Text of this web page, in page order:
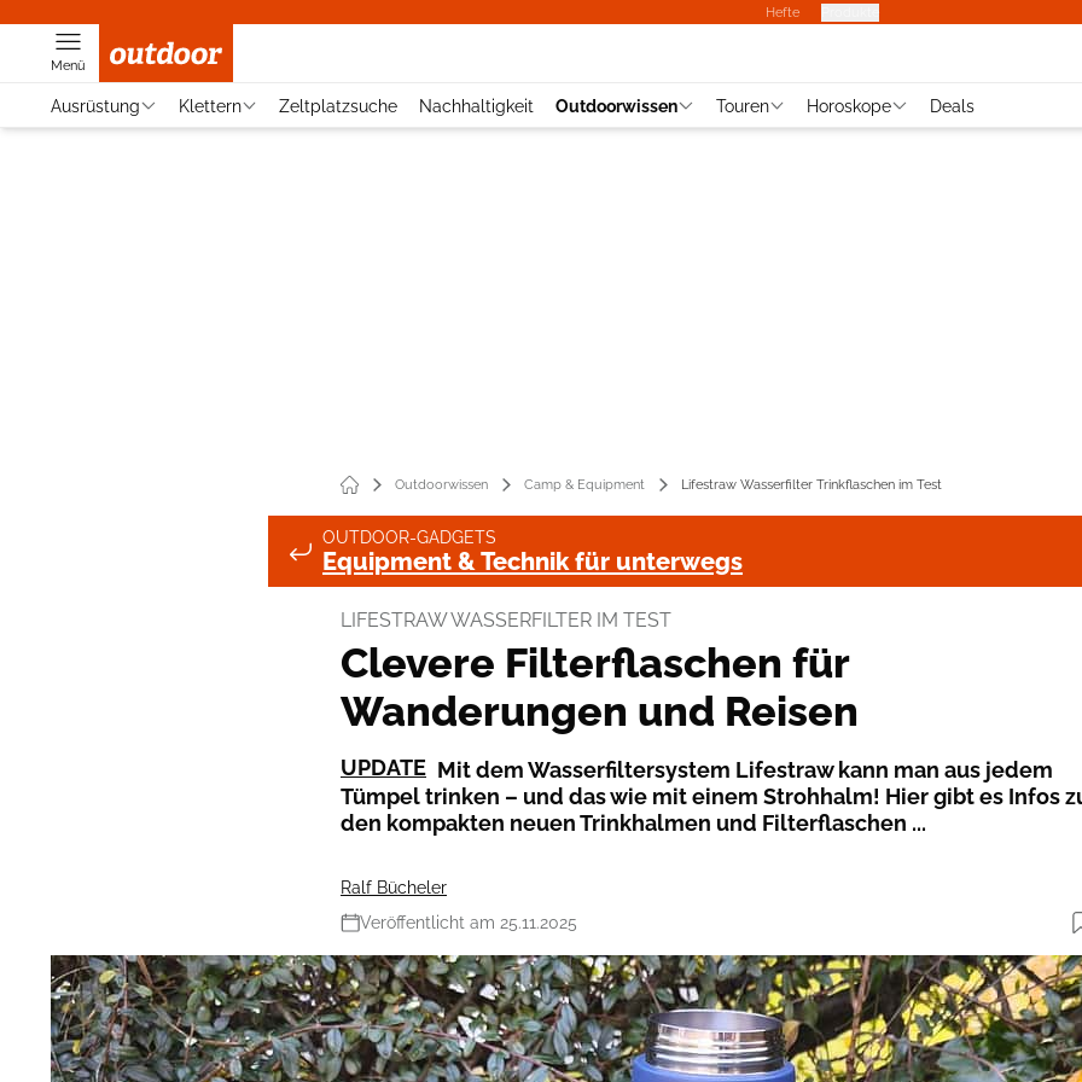
Hefte
Menü
Ausrüstung Klettern Zeltplatzsuche Nachhaltigkeit Outdoorwissen Touren Horoskope Deals
Outdoorwissen Camp & Equipment Lifestraw Wasserfilter Trinkflaschen im Test
OUTDOOR-GADGETS
Equipment & Technik für unterwegs
LIFESTRAW WASSERFILTER IM TEST
Clevere Filterflaschen für
Wanderungen und Reisen
UPDATE Mit dem Wasserfiltersystem Lifestraw kann man aus jedem
Tümpel trinken – und das wie mit einem Strohhalm! Hier gibt es Infos
den kompakten neuen Trinkhalmen und Filterflaschen ...
Ralf Bücheler
Veröffentlicht am 25.11.2025